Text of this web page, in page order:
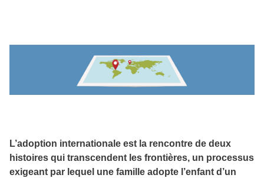
L’adoption internationale est la rencontre de deux
histoires qui transcendent les frontières, un processus
exigeant par lequel une famille adopte l’enfant d’un